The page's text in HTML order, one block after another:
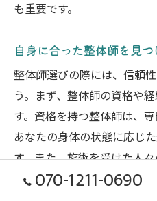
も重要です。
自身に合った整体師を見つ
整体師選びの際には、信頼
う。まず、整体師の資格や
す。資格を持つ整体師は、専
あなたの身体の状態に応じ
す。また、施術を受けた人
に、整体師の評判を確認す
070-1211-0690